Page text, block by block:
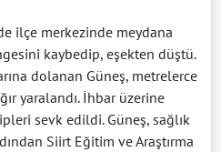
ilçe merkezinde meydana
kaybedip, eşekten düştü.
dolanan Güneş, metrelerce
yaralandı. İhbar üzerine
sevk edildi. Güneş, sağlık
Siirt Eğitim ve Araştırma